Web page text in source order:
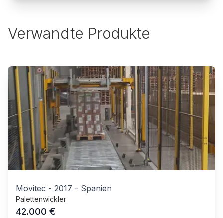
Verwandte Produkte
Movitec - 2017 - Spanien
Palettenwickler
42.000 €